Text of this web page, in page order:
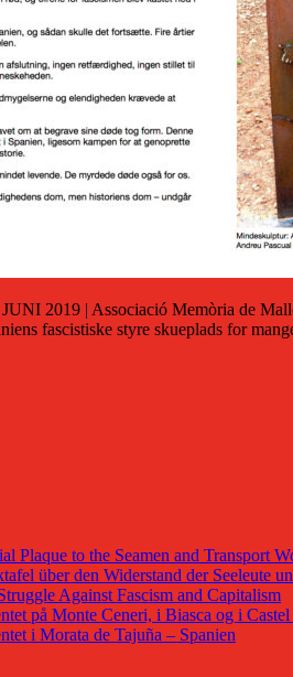
2019 | Associació Memòria de
fascistiske styre skueplads for
Plaque to the Seamen and Transport
über den Widerstand der Seeleute
Against Fascism and Capitalism
på Monte Ceneri, i Biasca og i
i Morata de Tajuña – Spanien